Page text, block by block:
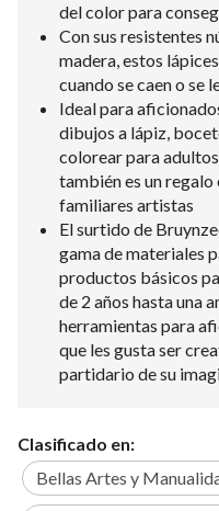
del color para
Con sus resistentes
madera, estos
cuando se caen o se
Ideal para
dibujos a lápiz,
colorear para
también es un
familiares artistas
El surtido de
gama de materiales
productos básicos
de 2 años hasta una
herramientas para
que les gusta ser
partidario de su
Clasificado en:
Bellas Artes y